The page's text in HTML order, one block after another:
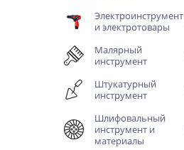
Электроинструмент
и электротовары
Малярный
инструмент
Штукатурный
инструмент
Шлифовальный
инструмент и
материалы